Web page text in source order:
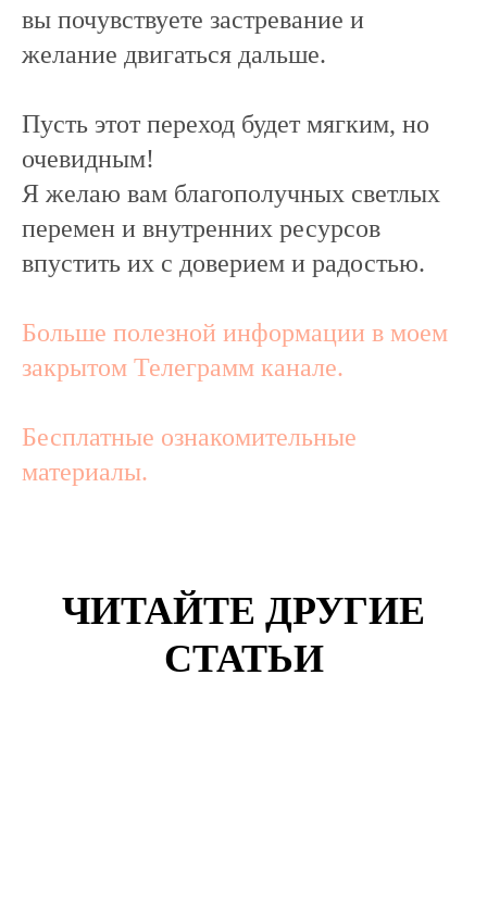
вы почувствуете застревание и
желание двигаться дальше.
Пусть этот переход будет мягким, но
очевидным!
Я желаю вам благополучных светлых
перемен и внутренних ресурсов
впустить их с доверием и радостью.
Больше полезной информации в моем
закрытом Телеграмм канале.
Бесплатные ознакомительные
материалы.
ЧИТАЙТЕ ДРУГИЕ
СТАТЬИ